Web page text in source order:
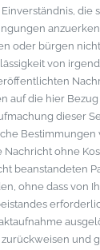
die
oder bürgen
von
auf die hier
dieser
Bestimmungen
ohne
beanstandeten
ohne dass von
und